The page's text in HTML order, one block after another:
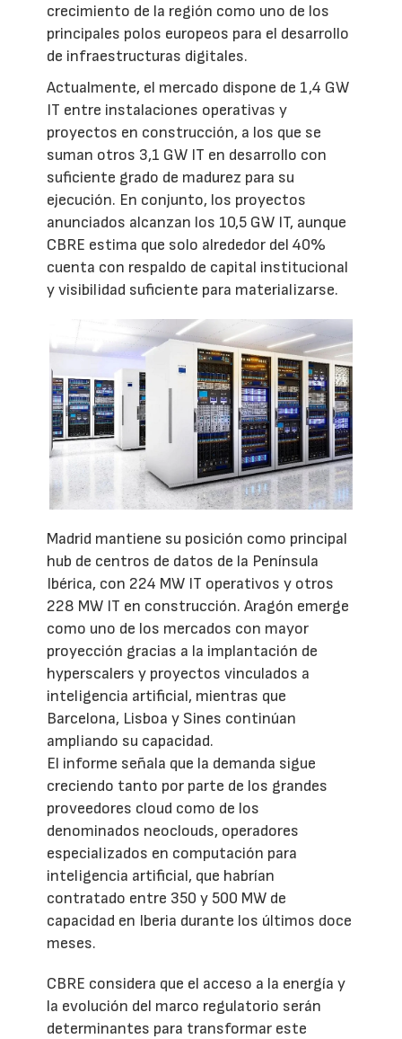
crecimiento de la región como uno de los
principales polos europeos para el desarrollo
de infraestructuras digitales.
Actualmente, el mercado dispone de 1,4 GW
IT entre instalaciones operativas y
proyectos en construcción, a los que se
suman otros 3,1 GW IT en desarrollo con
suficiente grado de madurez para su
ejecución. En conjunto, los proyectos
anunciados alcanzan los 10,5 GW IT, aunque
CBRE estima que solo alrededor del 40%
cuenta con respaldo de capital institucional
y visibilidad suficiente para materializarse.
Madrid mantiene su posición como principal
hub de centros de datos de la Península
Ibérica, con 224 MW IT operativos y otros
228 MW IT en construcción. Aragón emerge
como uno de los mercados con mayor
proyección gracias a la implantación de
hyperscalers y proyectos vinculados a
inteligencia artificial, mientras que
Barcelona, Lisboa y Sines continúan
ampliando su capacidad.
El informe señala que la demanda sigue
creciendo tanto por parte de los grandes
proveedores cloud como de los
denominados neoclouds, operadores
especializados en computación para
inteligencia artificial, que habrían
contratado entre 350 y 500 MW de
capacidad en Iberia durante los últimos doce
meses.
CBRE considera que el acceso a la energía y
la evolución del marco regulatorio serán
determinantes para transformar este